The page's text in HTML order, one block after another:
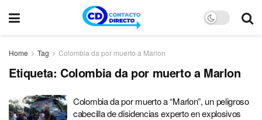
Home Tag Colombia da por muerto a Marlon
Etiqueta: Colombia da por muerto a Marlon
Colombia da por muerto a “Marlon”, un peligroso
cabecilla de disidencias experto en explosivos